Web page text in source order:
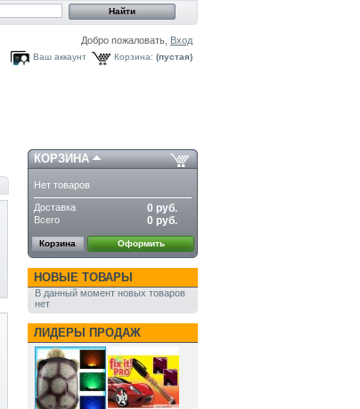
Добро пожаловать, Вход
Корзина: (пустая)
Ваш аккаунт
КОРЗИНА
Нет товаров
Доставка 0 руб.
Всего 0 руб.
Корзина Оформить
НОВЫЕ ТОВАРЫ
В данный момент новых товаров
нет
ЛИДЕРЫ ПРОДАЖ